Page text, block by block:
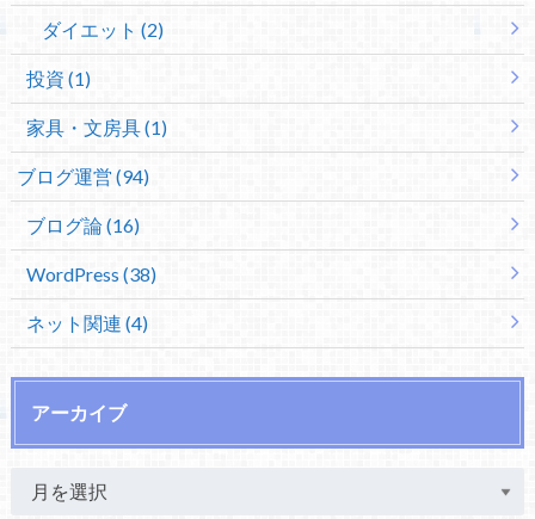
ダイエット (2)
投資 (1)
家具・文房具 (1)
ブログ運営 (94)
ブログ論 (16)
WordPress (38)
ネット関連 (4)
アーカイブ